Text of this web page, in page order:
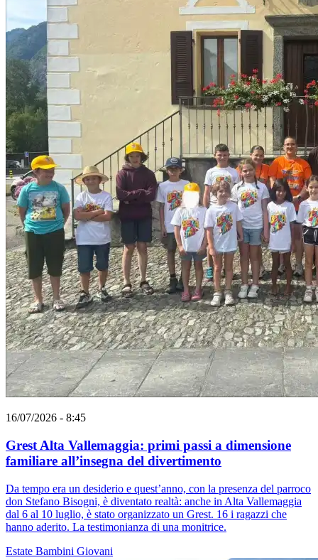
16/07/2026 - 8:45
Grest Alta Vallemaggia: primi passi a dimensione
familiare all’insegna del divertimento
Da tempo era un desiderio e quest’anno, con la presenza del parroco
don Stefano Bisogni, è diventato realtà: anche in Alta Vallemaggia
dal 6 al 10 luglio, è stato organizzato un Grest. 16 i ragazzi che
hanno aderito. La testimonianza di una monitrice.
Estate Bambini Giovani